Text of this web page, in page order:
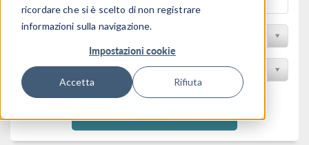
ricordare che si è scelto di non registrare
informazioni sulla navigazione.
Impostazioni cookie
Accetta Rifiuta
Filtra per Prodotto
Filtra